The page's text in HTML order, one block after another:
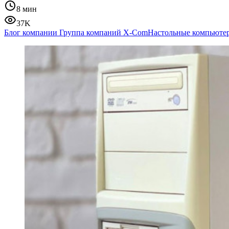
8 мин
37K
Блог компании Группа компаний X-ComНастольные